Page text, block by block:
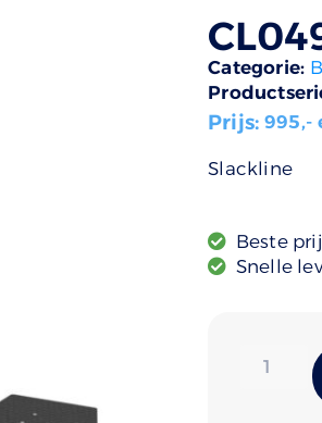
Categorie:
Prijs:995,-
Slackline
Beste
Snelle